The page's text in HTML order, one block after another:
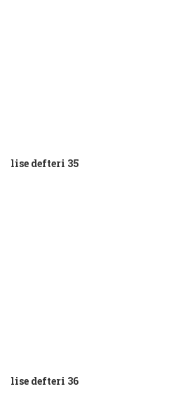
lise defteri 35
lise defteri 36